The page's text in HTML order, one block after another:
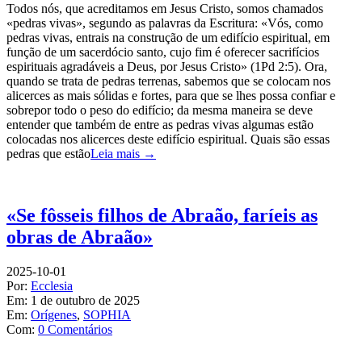
Todos nós, que acreditamos em Jesus Cristo, somos chamados
«pedras vivas», segundo as palavras da Escritura: «Vós, como
pedras vivas, entrais na construção de um edifício espiritual, em
função de um sacerdócio santo, cujo fim é oferecer sacrifícios
espirituais agradáveis a Deus, por Jesus Cristo» (1Pd 2:5). Ora,
quando se trata de pedras terrenas, sabemos que se colocam nos
alicerces as mais sólidas e fortes, para que se lhes possa confiar e
sobrepor todo o peso do edifício; da mesma maneira se deve
entender que também de entre as pedras vivas algumas estão
colocadas nos alicerces deste edifício espiritual. Quais são essas
pedras que estãoLeia mais →
«Se fôsseis filhos de Abraão, faríeis as
obras de Abraão»
2025-10-01
Por: Ecclesia
Em: 1 de outubro de 2025
Em: Orígenes, SOPHIA
Com: 0 Comentários